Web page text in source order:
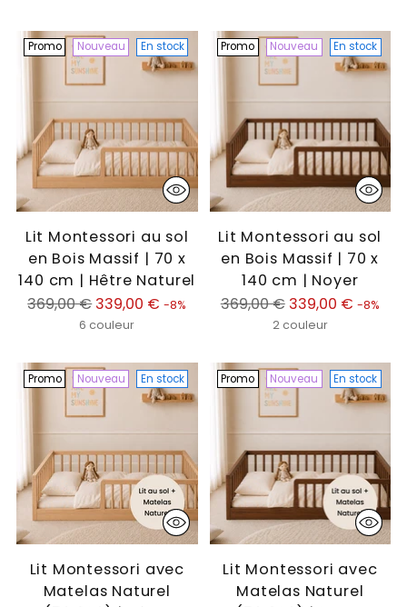
Promo Nouveau En stock
Lit Montessori au sol
en Bois Massif | 70 x
140 cm | Hêtre Naturel
Prix
normal
369,00 € 339,00 € -8%
6 couleur
Promo Nouveau En stock
Lit Montessori au sol
en Bois Massif | 70 x
140 cm | Noyer
Prix
369,00 € 339,00 € -8%
2 couleur
Promo Nouveau En stock
Lit Montessori avec
Matelas Naturel
Promo Nouveau En stock
Lit Montessori avec
Matelas Naturel